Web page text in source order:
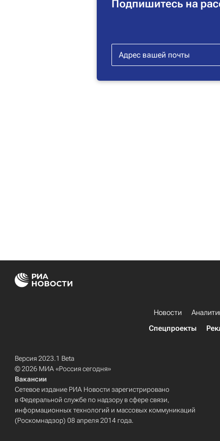
Подпишитесь на
Новости
Спецпроекты
Версия 2023.1 Beta
© 2026 МИА «Россия сегодня»
Вакансии
Сетевое издание РИА Новости зарегистрировано
в Федеральной службе по надзору в сфере связи,
информационных технологий и массовых коммуникаций
(Роскомнадзор) 08 апреля 2014 года.